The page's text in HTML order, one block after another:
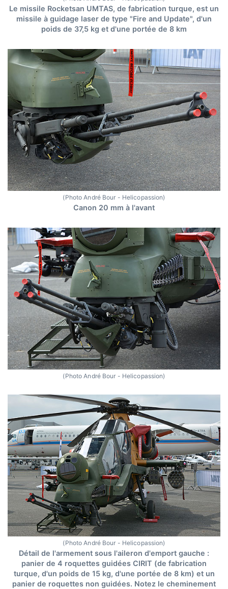
Le missile Rocketsan UMTAS, de fabrication turque, est un
missile à guidage laser de type "Fire and Update", d'un
poids de 37,5 kg et d'une portée de 8 km
(Photo André Bour - Helicopassion)
Canon 20 mm à l'avant
(Photo André Bour - Helicopassion)
(Photo André Bour - Helicopassion)
Détail de l'armement sous l'aileron d'emport gauche :
panier de 4 roquettes guidées CIRIT (de fabrication
turque, d'un poids de 15 kg, d'une portée de 8 km) et un
panier de roquettes non guidées. Notez le cheminement